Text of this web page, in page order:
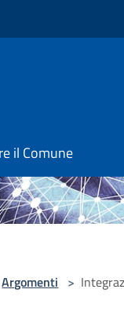
il Comune
Argomenti >